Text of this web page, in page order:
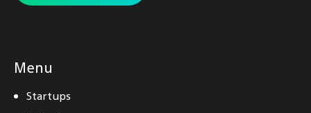
Menu
Startups